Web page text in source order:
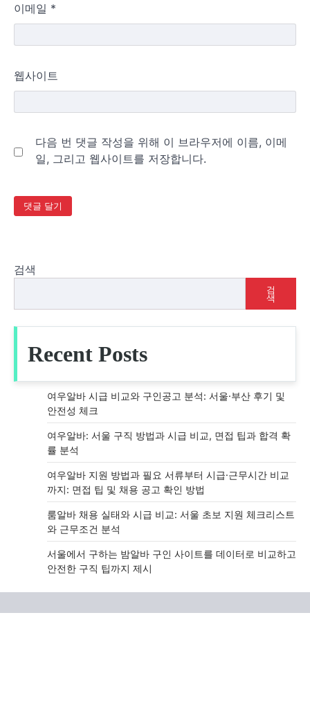
이메일 *
웹사이트
다음 번 댓글 작성을 위해 이 브라우저에 이름, 이메
일, 그리고 웹사이트를 저장합니다.
검색
검
색
Recent Posts
여우알바 시급 비교와 구인공고 분석: 서울·부산 후기 및
안전성 체크
여우알바: 서울 구직 방법과 시급 비교, 면접 팁과 합격 확
률 분석
여우알바 지원 방법과 필요 서류부터 시급·근무시간 비교
까지: 면접 팁 및 채용 공고 확인 방법
룸알바 채용 실태와 시급 비교: 서울 초보 지원 체크리스트
와 근무조건 분석
서울에서 구하는 밤알바 구인 사이트를 데이터로 비교하고
안전한 구직 팁까지 제시